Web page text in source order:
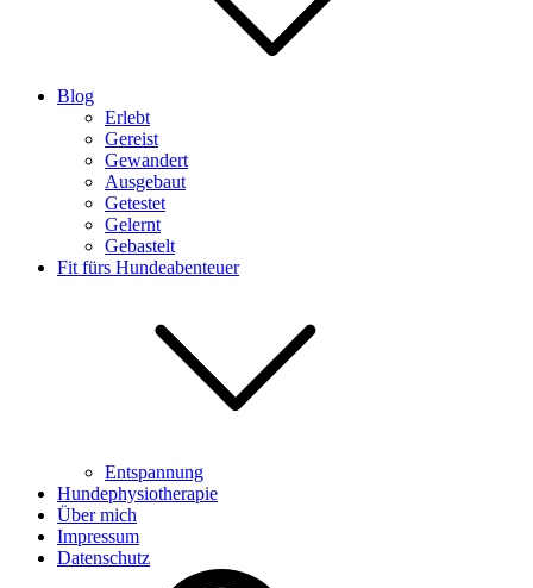
Blog
Erlebt
Gereist
Gewandert
Ausgebaut
Getestet
Gelernt
Gebastelt
Fit fürs Hundeabenteuer
Entspannung
Hundephysiotherapie
Über mich
Impressum
Datenschutz